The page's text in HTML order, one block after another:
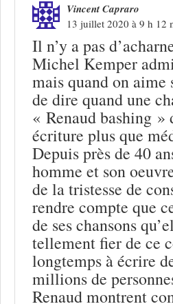
Vincent Capraro
13 juillet 2020 à 9 h 12
Il n’y a pas
Michel Kemper
mais quand on
de dire quand une
« Renaud bashing »
écriture plus que
Depuis près de 40
homme et son
de la tristesse de
rendre compte que
de ses chansons
tellement fier de ce
longtemps à écrire
millions de
Renaud montrent